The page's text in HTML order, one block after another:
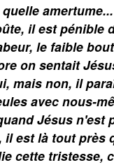
il est pénible
le faible
on sentait
mais non, il
avec nous-
Jésus n'est
il est là tout près
cette tristesse,